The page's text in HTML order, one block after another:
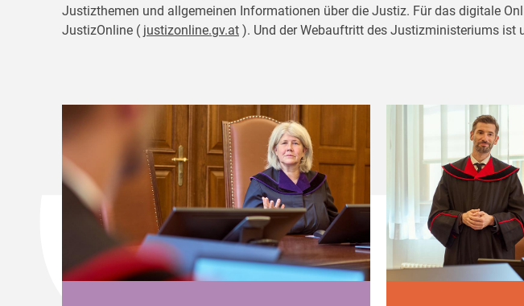
Justizthemen und allgemeinen Informationen über die Justiz. Für das digitale
JustizOnline ( justizonline.gv.at ). Und der Webauftritt des Justizministeriums ist